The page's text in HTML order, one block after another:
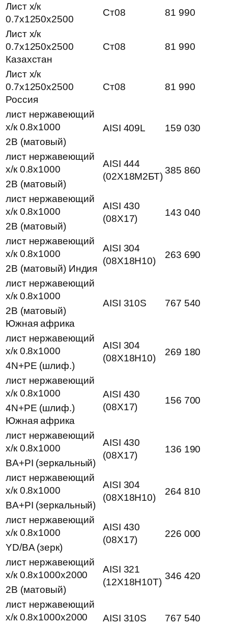
Лист х/к
0.7х1250х2500
Ст08
81 990
Лист х/к
0.7х1250х2500
Казахстан
Ст08 81 990
Лист х/к
0.7х1250х2500
Россия
Ст08 81 990
лист нержавеющий
х/к 0.8х1000
AISI 409L
159 030
2B (матовый)
лист нержавеющий
х/к 0.8х1000
AISI 444
(02Х18М2БТ)
385 860
2B (матовый)
лист нержавеющий
х/к 0.8х1000
AISI 430
(08Х17)
143 040
2B (матовый)
лист нержавеющий
х/к 0.8х1000
AISI 304
(08Х18Н10)
263 690
2B (матовый) Индия
лист нержавеющий
х/к 0.8х1000
AISI 310S 767 540
2B (матовый)
Южная африка
лист нержавеющий
х/к 0.8х1000
AISI 304
(08Х18Н10)
269 180
4N+PE (шлиф.)
лист нержавеющий
х/к 0.8х1000
AISI 430
(08Х17)
156 700
4N+PE (шлиф.)
Южная африка
лист нержавеющий
х/к 0.8х1000
AISI 430
(08Х17)
136 190
BA+PI (зеркальный)
лист нержавеющий
х/к 0.8х1000
AISI 304
(08Х18Н10)
264 810
BA+PI (зеркальный)
лист нержавеющий
х/к 0.8х1000
AISI 430
(08Х17)
226 000
YD/BA (зерк)
лист нержавеющий
х/к 0.8х1000х2000
AISI 321
(12Х18Н10Т)
346 420
2B (матовый)
лист нержавеющий
х/к 0.8х1000х2000
AISI 310S
767 540